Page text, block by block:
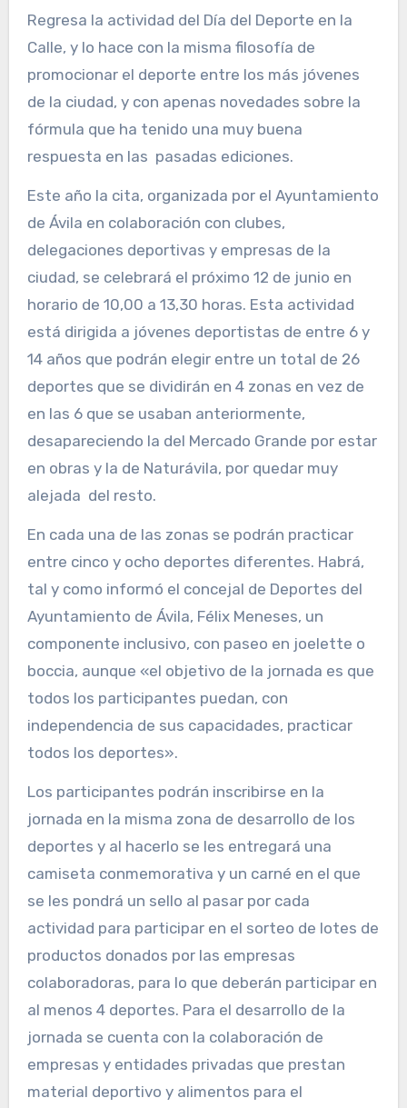
Regresa la actividad del Día del Deporte en la
Calle, y lo hace con la misma filosofía de
promocionar el deporte entre los más jóvenes
de la ciudad, y con apenas novedades sobre la
fórmula que ha tenido una muy buena
respuesta en las pasadas ediciones.
Este año la cita, organizada por el Ayuntamiento
de Ávila en colaboración con clubes,
delegaciones deportivas y empresas de la
ciudad, se celebrará el próximo 12 de junio en
horario de 10,00 a 13,30 horas. Esta actividad
está dirigida a jóvenes deportistas de entre 6 y
14 años que podrán elegir entre un total de 26
deportes que se dividirán en 4 zonas en vez de
en las 6 que se usaban anteriormente,
desapareciendo la del Mercado Grande por estar
en obras y la de Naturávila, por quedar muy
alejada del resto.
En cada una de las zonas se podrán practicar
entre cinco y ocho deportes diferentes. Habrá,
tal y como informó el concejal de Deportes del
Ayuntamiento de Ávila, Félix Meneses, un
componente inclusivo, con paseo en joelette o
boccia, aunque «el objetivo de la jornada es que
todos los participantes puedan, con
independencia de sus capacidades, practicar
todos los deportes».
Los participantes podrán inscribirse en la
jornada en la misma zona de desarrollo de los
deportes y al hacerlo se les entregará una
camiseta conmemorativa y un carné en el que
se les pondrá un sello al pasar por cada
actividad para participar en el sorteo de lotes de
productos donados por las empresas
colaboradoras, para lo que deberán participar en
al menos 4 deportes. Para el desarrollo de la
jornada se cuenta con la colaboración de
empresas y entidades privadas que prestan
material deportivo y alimentos para el